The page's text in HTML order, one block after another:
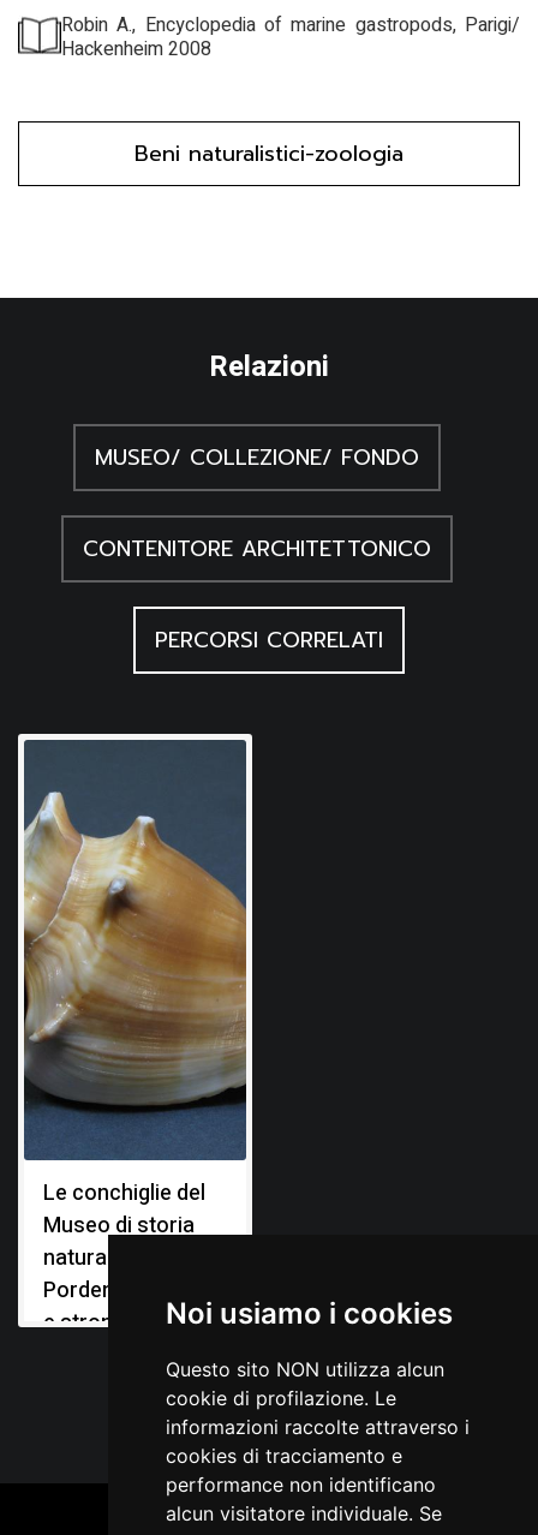
Noi usiamo i cookies
Questo sito NON utilizza alcun
cookie di profilazione. Le
informazioni raccolte attraverso i
cookies di tracciamento e
performance non identificano
alcun visitatore individuale. Se
Robin A., Encyclopedia of marine gastropods, Parigi/
Hackenheim 2008
Beni naturalistici-zoologia
Relazioni
MUSEO/ COLLEZIONE/ FONDO
CONTENITORE ARCHITETTONICO
PERCORSI CORRELATI
Le conchiglie del
Museo di storia
naturale di
Pordenone: murici
e strombi